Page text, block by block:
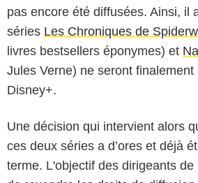
pas encore été diffusées. Ainsi, il
séries Les Chroniques de
livres bestsellers éponymes) et
Jules Verne) ne seront
Disney+.
Une décision qui intervient alors
ces deux séries a d’ores et déjà
terme. L'objectif des dirigeants